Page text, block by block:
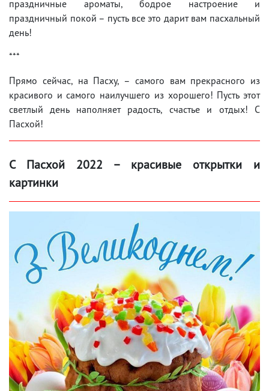
праздничные ароматы, бодрое настроение и
праздничный покой – пусть все это дарит вам пасхальный
день!
***
Прямо сейчас, на Пасху, – самого вам прекрасного из
красивого и самого наилучшего из хорошего! Пусть этот
светлый день наполняет радость, счастье и отдых! С
Пасхой!
С Пасхой 2022 – красивые открытки и
картинки